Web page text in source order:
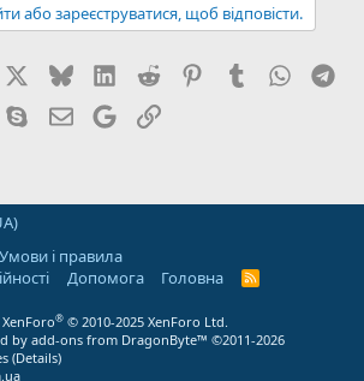
або зареєструватися, щоб відповісти.
X (Twitter)
BlueskyLinkedIn
Reddit PinterestTumblr
SkypeE-mailGoogleПосилання
Умови і правила
Дoпoмoга Головна
R
® © 2010-2025 XenForo Ltd.
byadd-ons from DragonByte™ ©2011-2026
(Details)